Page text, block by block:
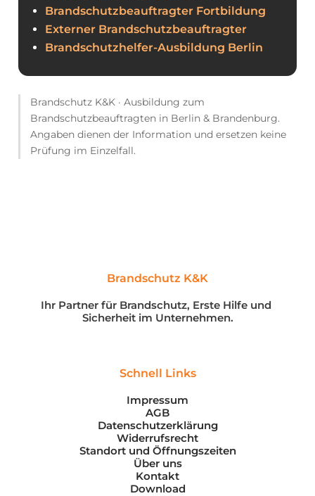
Brandschutzbeauftragter Fortbildung
Externer Brandschutzbeauftragter
Brandschutzhelfer-Ausbildung Berlin
Brandschutz K&K · Ausbildung zum
Brandschutzbeauftragten in Berlin & Brandenburg.
Angaben dienen der Information und ersetzen keine
Prüfung im Einzelfall.
Brandschutz K&K
Ihr Partner für Brandschutz, Erste Hilfe und
Sicherheit im Unternehmen.
Schnell Links
Impressum
AGB
Datenschutzerklärung
Widerrufsrecht
Standort und Öffnungszeiten
Über uns
Kontakt
Download